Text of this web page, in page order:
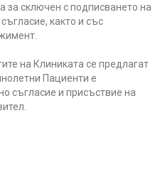
за сключен с подписването на
както и със
на Клиниката се предлагат
Пациенти е
съгласие и присъствие на